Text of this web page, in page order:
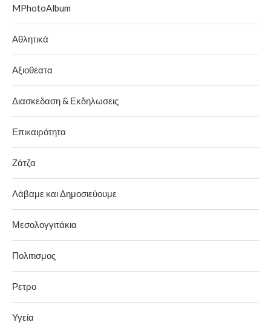
MPhotoAlbum
Αθλητικά
Αξιοθέατα
Διασκεδαση & Εκδηλωσεις
Επικαιρότητα
Ζάτζα
Λάβαμε και Δημοσιεύουμε
Μεσολογγιτάκια
Πολιτισμος
Ρετρο
Υγεία